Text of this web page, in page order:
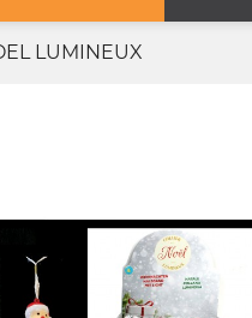
LUMINEUX